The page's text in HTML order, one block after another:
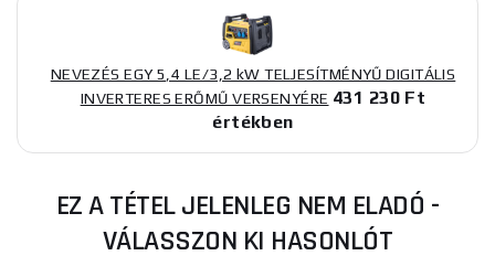
NEVEZÉS EGY 5,4 LE/3,2 kW TELJESÍTMÉNYŰ DIGITÁLIS
INVERTERES ERŐMŰ VERSENYÉRE 431 230 Ft
értékben
EZ A TÉTEL JELENLEG NEM ELADÓ -
VÁLASSZON KI HASONLÓT